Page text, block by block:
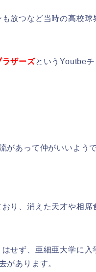
放つなど当時の高校球
ラザーズというYoutbeチ
があって仲がいいようで
り、消えた天才や相席
せず、亜細亜大学に入
があります。